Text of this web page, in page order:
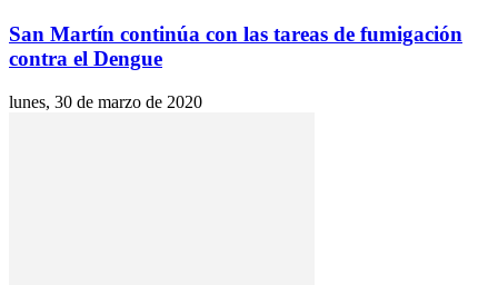
San Martín continúa con las tareas de fumigación
contra el Dengue
lunes, 30 de marzo de 2020